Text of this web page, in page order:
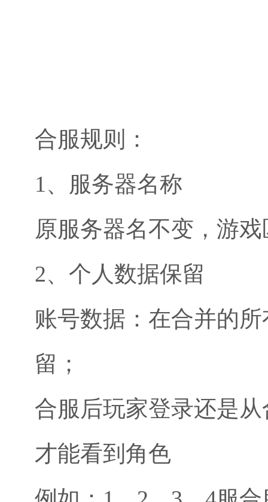
合服规则：
1、服务器名称
原服务器名不变，游
2、个人数据保留
账号数据：在合并的
留；
合服后玩家登录还是
才能看到角色